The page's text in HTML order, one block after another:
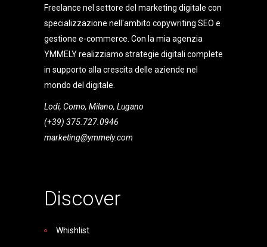
Freelance nel settore del marketing digitale con
specializzazione nell'ambito copywriting SEO e
gestione e-commerce. Con la mia agenzia
YMMELY realizziamo strategie digitali complete
in supporto alla crescita delle aziende nel
mondo del digitale.
Lodi, Como, Milano, Lugano
(+39) 375.727.0946
marketing@ymmely.com
Discover
Whishlist